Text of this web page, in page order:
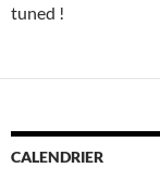
tuned !
CALENDRIER